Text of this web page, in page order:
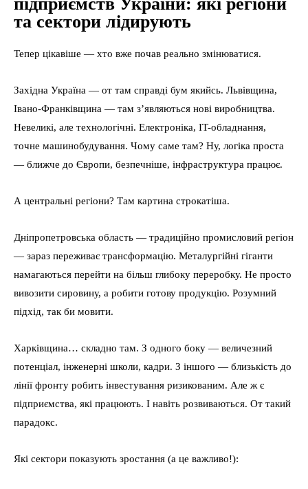
та сектори лідирують
Тепер цікавіше — хто вже почав реально змінюватися.
Західна Україна — от там справді бум якийсь. Львівщина,
Івано-Франківщина — там з’являються нові виробництва.
Невеликі, але технологічні. Електроніка, IT-обладнання,
точне машинобудування. Чому саме там? Ну, логіка проста
— ближче до Європи, безпечніше, інфраструктура працює.
А центральні регіони? Там картина строкатіша.
Дніпропетровська область — традиційно промисловий регіон
— зараз переживає трансформацію. Металургійні гіганти
намагаються перейти на більш глибоку переробку. Не просто
вивозити сировину, а робити готову продукцію. Розумний
підхід, так би мовити.
Харківщина… складно там. З одного боку — величезний
потенціал, інженерні школи, кадри. З іншого — близькість до
лінії фронту робить інвестування ризикованим. Але ж є
підприємства, які працюють. І навіть розвиваються. От такий
парадокс.
Які сектори показують зростання (а це важливо!):